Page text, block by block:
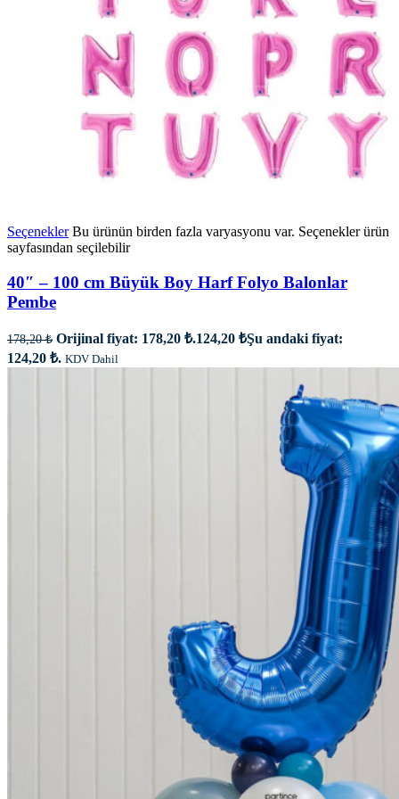
SeçeneklerBu ürünün birden fazla varyasyonu var. Seçenekler ürün
sayfasından seçilebilir
40″ – 100 cm Büyük Boy Harf Folyo Balonlar
Pembe
178,20₺ Orijinal fiyat: 178,20 ₺.124,20 ₺Şu andaki fiyat:
124,20 ₺. KDV Dahil